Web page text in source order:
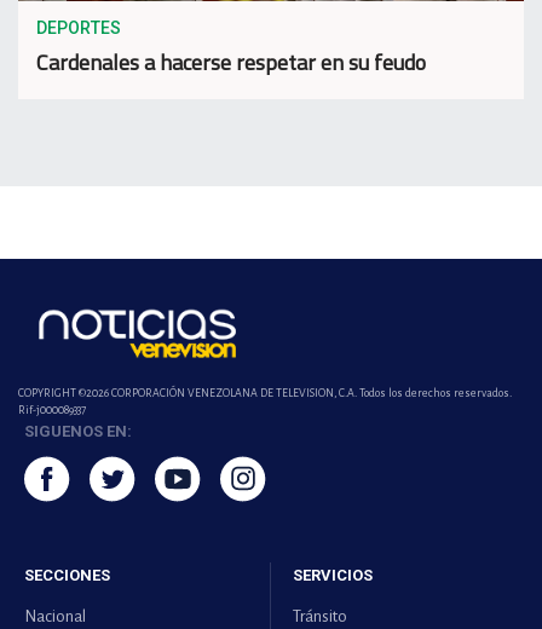
DEPORTES
Cardenales a hacerse respetar en su feudo
COPYRIGHT ©2026 CORPORACIÓN VENEZOLANA DE TELEVISION, C.A. Todos los derechos reservados.
Rif-j000089337
SIGUENOS EN:
SECCIONES
Nacional
SERVICIOS
Tránsito